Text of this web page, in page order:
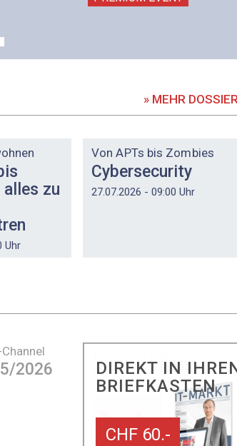
» MEHR
zu
Uhr
Von APTs bis Zombies
Cybersecurity
27.07.2026 - 09:00 Uhr
2026
DIREKT IN
BRIEFKASTEN
CHF 60.-